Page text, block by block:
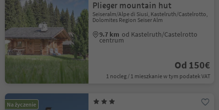
Plieger mountain hut
Seiseralm/Alpe di Siusi, Kastelruth/Castelrotto,
Dolomites Region Seiser Alm
9.7 km od Kastelruth/Castelrotto
centrum
Od 150€
1 nocleg / 1 mieszkanie w tym podatek VAT
Na życzenie